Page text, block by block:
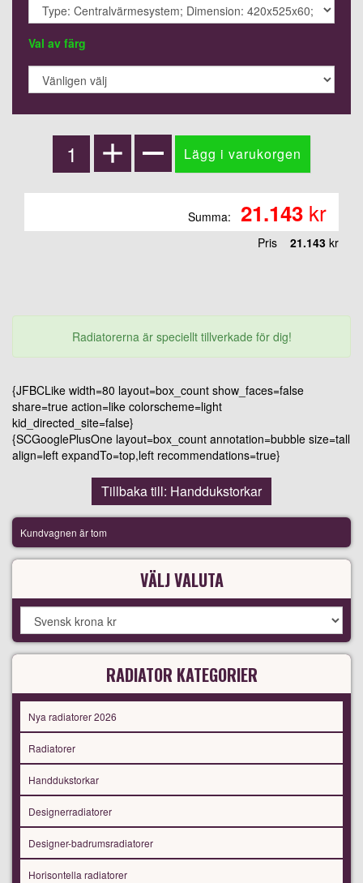
Val av färg
Summa: 21.143 kr
Pris 21.143 kr
Radiatorerna är speciellt tillverkade för dig!
{JFBCLike width=80 layout=box_count show_faces=false
share=true action=like colorscheme=light
kid_directed_site=false}
{SCGooglePlusOne layout=box_count annotation=bubble size=tall
align=left expandTo=top,left recommendations=true}
Tillbaka till: Handdukstorkar
Kundvagnen är tom
VÄLJ VALUTA
RADIATOR KATEGORIER
Nya radiatorer 2026
Radiatorer
Handdukstorkar
Designerradiatorer
Designer-badrumsradiatorer
Horisontella radiatorer